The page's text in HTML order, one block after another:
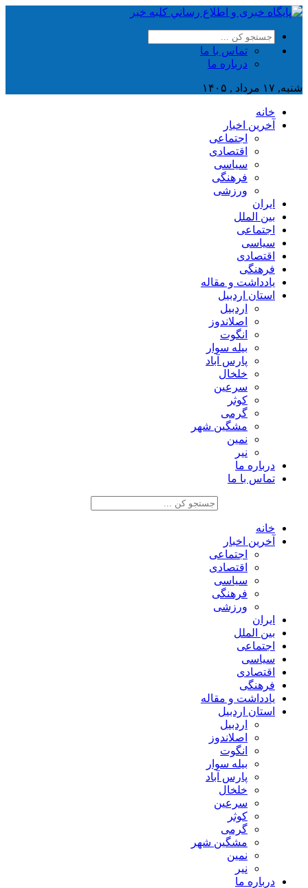
تماس با ما
درباره ما
شنبه, ۱۷ مرداد , ۱۴۰۵
خانه
آخرین اخبار
اجتماعی
اقتصادی
سیاسی
فرهنگی
ورزشی
ایران
بین الملل
اجتماعی
سیاسی
اقتصادی
فرهنگی
یادداشت و مقاله
استان اردبیل
اردبیل
اصلاندوز
انگوت
بیله سوار
پارس آباد
خلخال
سرعین
کوثر
گرمی
مشگین شهر
نمین
نیر
درباره ما
تماس با ما
خانه
آخرین اخبار
اجتماعی
اقتصادی
سیاسی
فرهنگی
ورزشی
ایران
بین الملل
اجتماعی
سیاسی
اقتصادی
فرهنگی
یادداشت و مقاله
استان اردبیل
اردبیل
اصلاندوز
انگوت
بیله سوار
پارس آباد
خلخال
سرعین
کوثر
گرمی
مشگین شهر
نمین
نیر
درباره ما